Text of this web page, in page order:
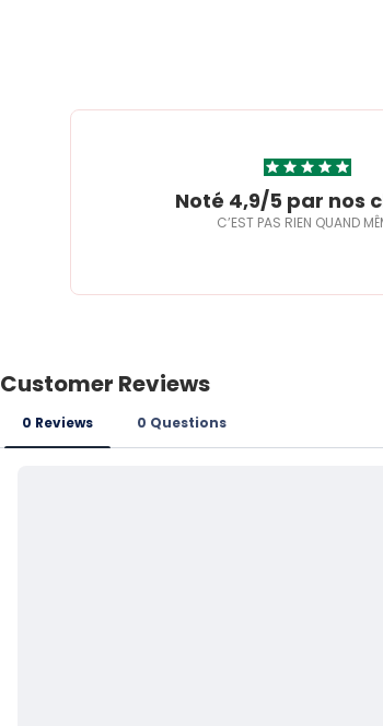
Noté 4,9/5 par nos
C’EST PAS RIEN QUAND